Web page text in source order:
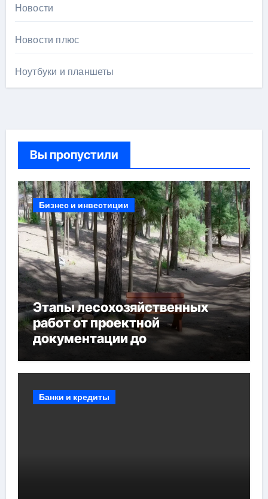
Новости
Новости плюс
Ноутбуки и планшеты
Вы пропустили
Бизнес и инвестиции
Этапы лесохозяйственных
работ от проектной
документации до
мероприятий и обустройства
Банки и кредиты